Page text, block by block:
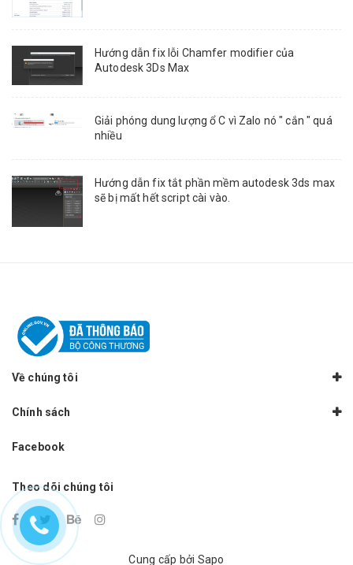
Hướng dẫn fix lỗi Chamfer modifier của
Autodesk 3Ds Max
Giải phóng dung lượng ổ C vì Zalo nó " cắn " quá
nhiều
Hướng dẫn fix tắt phần mềm autodesk 3ds max
sẽ bị mất hết script cài vào.
Về chúng tôi
Chính sách
Facebook
Theo dõi chúng tôi
Cung cấp bởi Sapo